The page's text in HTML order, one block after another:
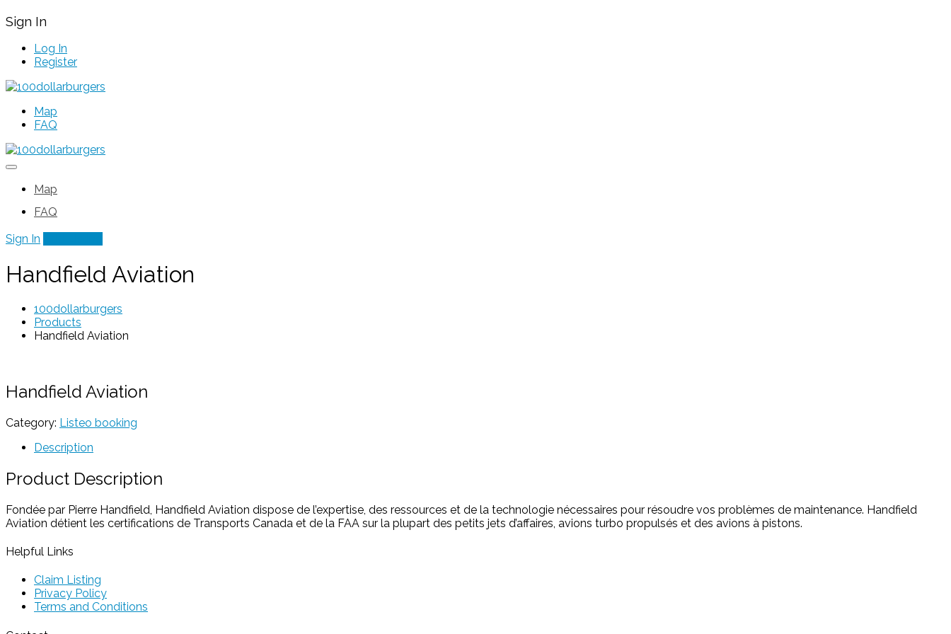
Sign In
Log In
Register
Map
FAQ
Map
FAQ
Sign In
Handfield Aviation
100dollarburgers
Products
Handfield Aviation
Handfield Aviation
Category: Listeo booking
Description
Product Description
Fondée par Pierre Handfield, Handfield Aviation dispose de l’expertise, des ressources et de la technologie nécessaires pour résoudre vos problèmes de maintenance. Handfield
Aviation détient les certifications de Transports Canada et de la FAA sur la plupart des petits jets d’affaires, avions turbo propulsés et des avions à pistons.
Helpful Links
Claim Listing
Privacy Policy
Terms and Conditions